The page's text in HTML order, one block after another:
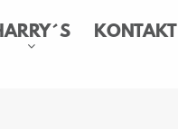
KONTAKT